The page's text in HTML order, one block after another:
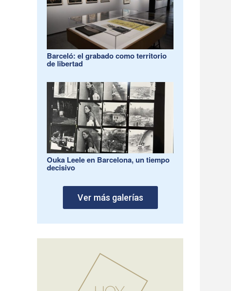
Barceló: el grabado como territorio
de libertad
Ouka Leele en Barcelona, un tiempo
decisivo
Ver más galerías